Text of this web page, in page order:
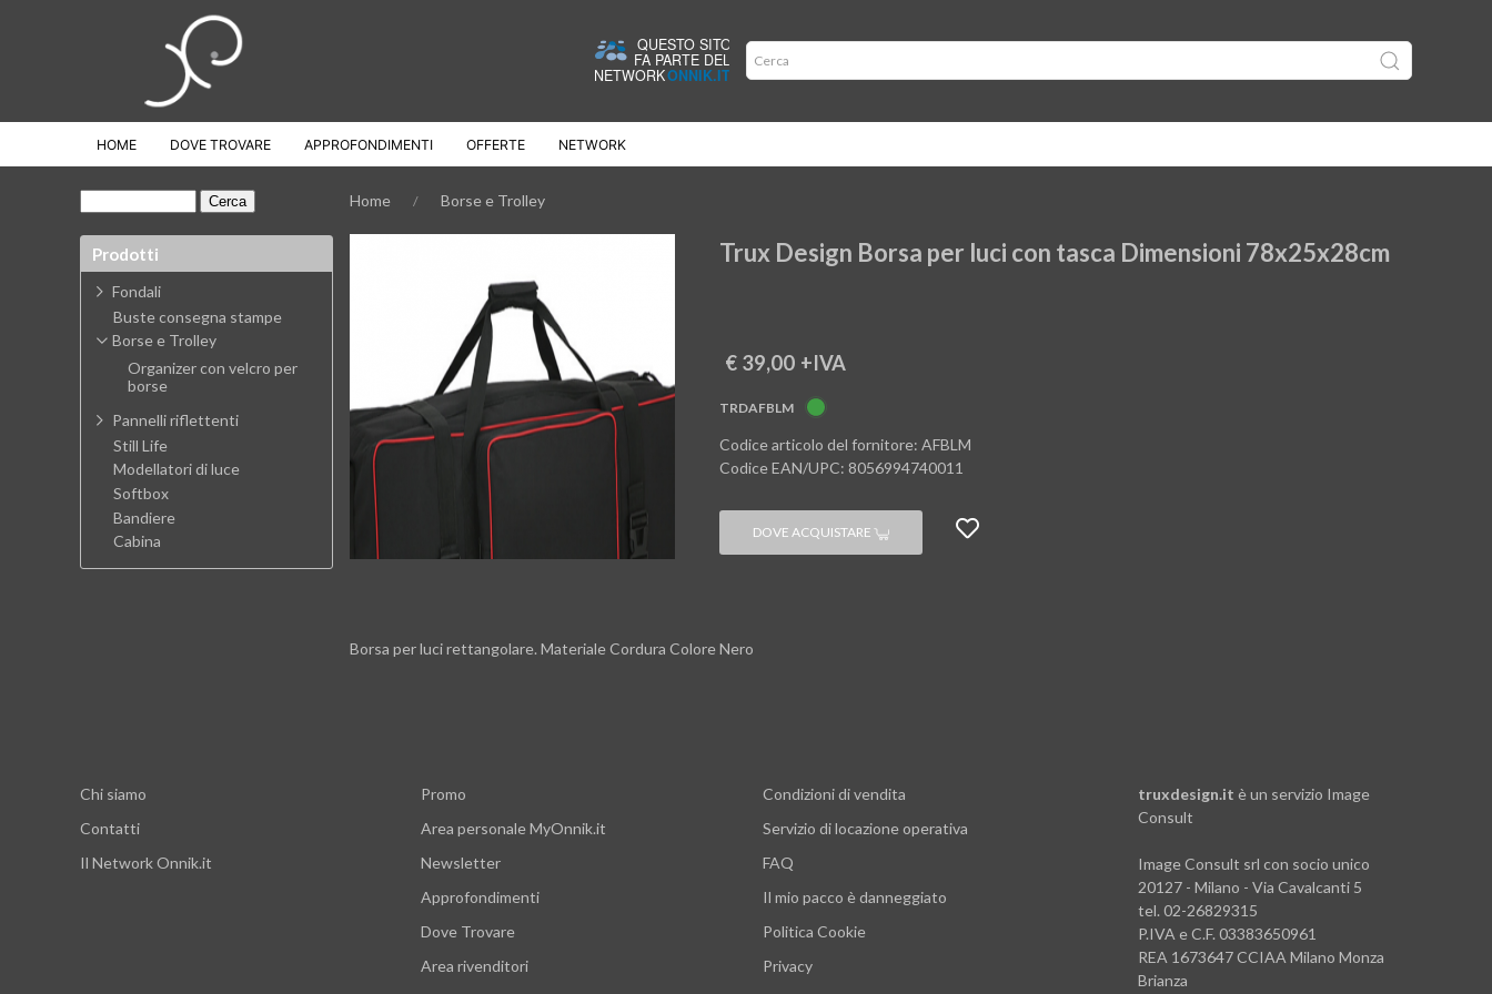
HOME DOVE TROVARE APPROFONDIMENTI OFFERTE NETWORK
Home Borse e Trolley
Trux Design Borsa per luci con tasca Dimensioni 78x25x28cm
€ 39,00 +IVA
TRDAFBLM
Codice articolo del fornitore: AFBLM
Codice EAN/UPC: 8056994740011
DOVE ACQUISTARE
Borsa per luci rettangolare. Materiale Cordura Colore Nero
Prodotti
Fondali
Buste consegna stampe
Borse e Trolley
Organizer con velcro per
borse
Pannelli riflettenti
Still Life
Modellatori di luce
Softbox
Bandiere
Cabina
Chi siamo
Contatti
Il Network Onnik.it
Promo
Area personale MyOnnik.it
Newsletter
Approfondimenti
Dove Trovare
Area rivenditori
Condizioni di vendita
Servizio di locazione operativa
FAQ
Il mio pacco è danneggiato
Politica Cookie
Privacy
truxdesign.it è un servizio Image
Consult
Image Consult srl con socio unico
20127 - Milano - Via Cavalcanti 5
tel. 02-26829315
P.IVA e C.F. 03383650961
REA 1673647 CCIAA Milano Monza
Brianza